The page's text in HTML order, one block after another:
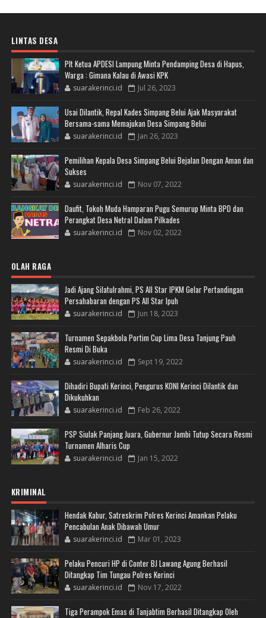
LINTAS DESA
Plt Ketua APDESI Lampung Minta Pendamping Desa di Hapus,
Warga : Gimana Kalau di Awasi KPK
suarakerinci.id Jul 26, 2023
Usai Dilantik, Repal Kades Simpang Belui Ajak Masyarakat
Bersama-sama Memajukan Desa Simpang Belui
suarakerinci.id Jan 26, 2023
Pemilihan Kepala Desa Simpang Belui Bejalan Dengan Aman dan
Sukses
suarakerinci.id Nov 07, 2022
Daufit, Tokoh Muda Hamparan Pugu Semurup Minta BPD dan
Perangkat Desa Netral Dalam Pilkades
suarakerinci.id Nov 02, 2022
OLAH RAGA
Jadi Ajang Silatulrahmi, PS All Star IPKM Gelar Pertandingan
Persahabaran dengan PS All Star Ipuh
suarakerinci.id Jun 18, 2023
Turnamen Sepakbola Portim Cup Lima Desa Tanjung Pauh
Resmi Di Buka
suarakerinci.id Sept 19, 2022
Dihadiri Bupati Kerinci, Pengurus KONI Kerinci Dilantik dan
Dikukuhkan
suarakerinci.id Feb 26, 2022
PSP Siulak Panjang Juara, Gubernur Jambi Tutup Secara Resmi
Turnamen Alharis Cup
suarakerinci.id Jan 15, 2022
KRIMINAL
Hendak Kabur, Satreskrim Polres Kerinci Amankan Pelaku
Pencabulan Anak Dibawah Umur
suarakerinci.id Mar 01, 2023
Pelaku Pencuri HP di Conter BJ Lawang Agung Berhasil
Ditangkap Tim Tungau Polres Kerinci
suarakerinci.id Nov 17, 2022
Tiga Perampok Emas di Tanjabtim Berhasil Ditangkap Oleh